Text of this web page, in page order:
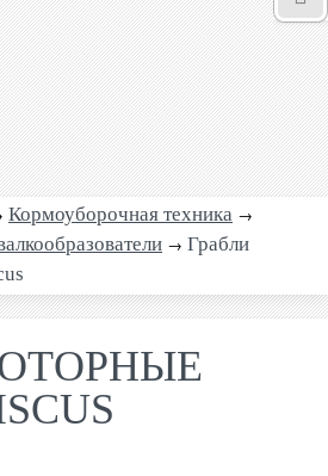
Кормоуборочная техника →
→ Грабли